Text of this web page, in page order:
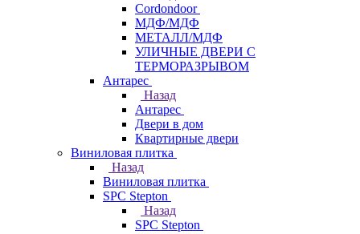
Cordondoor
МДФ/МДФ
МЕТАЛЛ/МДФ
УЛИЧНЫЕ ДВЕРИ С
ТЕРМОРАЗРЫВОМ
Антарес
Назад
Антарес
Двери в дом
Квартирные двери
Виниловая плитка
Назад
Виниловая плитка
SPC Stepton
Назад
SPC Stepton